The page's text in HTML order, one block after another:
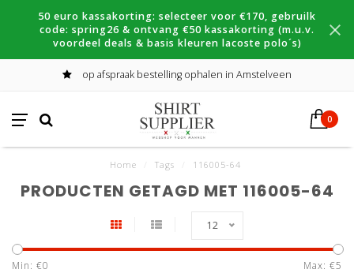
50 euro kassakorting: selecteer voor €170, gebruilk
code: spring26 & ontvang €50 kassakorting (m.u.v.
voordeel deals & basis kleuren lacoste polo´s)
op afspraak bestelling ophalen in Amstelveen
0
Home Tags 116005-64
PRODUCTEN GETAGD MET 116005-64
12
Min: €0 Max: €5